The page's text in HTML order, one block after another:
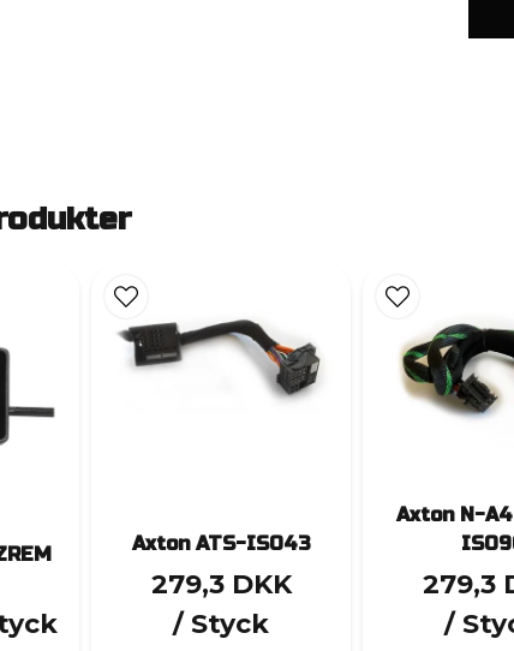
Axton ATS-ISO43
279,3 DKK
/ Styck
Axton N-
279,3
/